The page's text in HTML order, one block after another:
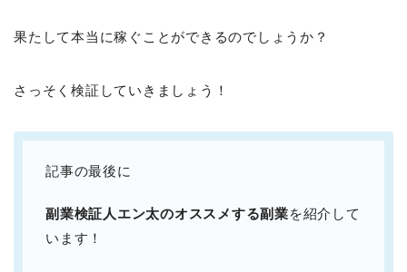
果たして本当に稼ぐことができるのでしょうか？
さっそく検証していきましょう！
記事の最後に
副業検証人エン太のオススメする副業を紹介して
います！